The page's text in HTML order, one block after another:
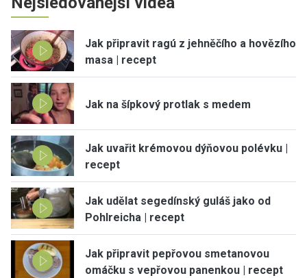
Jak připravit ragú z jehněčího a hovězího
masa | recept
Jak na šípkový protlak s medem
Jak uvařit krémovou dýňovou polévku |
recept
Jak udělat segedínský guláš jako od
Pohlreicha | recept
Jak připravit pepřovou smetanovou
omáčku s vepřovou panenkou | recept